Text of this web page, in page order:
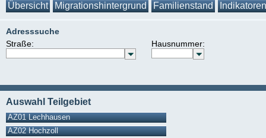
Übersicht
Migrationshintergrund Familienstand Indikatoren
Adresssuche
Straße:
Hausnummer:
Auswahl Teilgebiet
AZ01 Lechhausen
AZ02 Hochzoll